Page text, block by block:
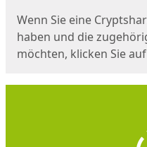
Wenn Sie eine
haben und die
möchten, klicken Sie